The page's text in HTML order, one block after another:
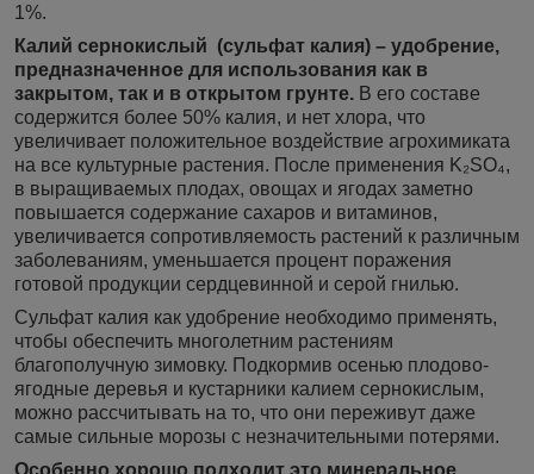
1%.
Калий сернокислый (сульфат калия) – удобрение,
предназначенное для использования как в
закрытом, так и в открытом грунте. В его составе
содержится более 50% калия, и нет хлора, что
увеличивает положительное воздействие агрохимиката
на все культурные растения. После применения K₂SO₄,
в выращиваемых плодах, овощах и ягодах заметно
повышается содержание сахаров и витаминов,
увеличивается сопротивляемость растений к различным
заболеваниям, уменьшается процент поражения
готовой продукции сердцевинной и серой гнилью.
Сульфат калия как удобрение необходимо применять,
чтобы обеспечить многолетним растениям
благополучную зимовку. Подкормив осенью плодово-
ягодные деревья и кустарники калием сернокислым,
можно рассчитывать на то, что они переживут даже
самые сильные морозы с незначительными потерями.
Особенно хорошо подходит это минеральное